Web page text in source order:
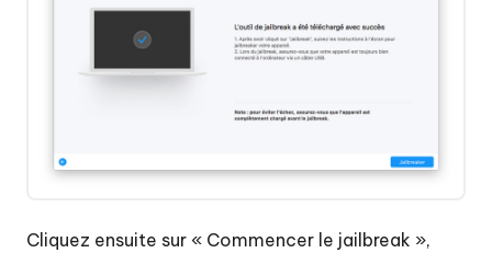
Cliquez ensuite sur « Commencer le jailbreak »,